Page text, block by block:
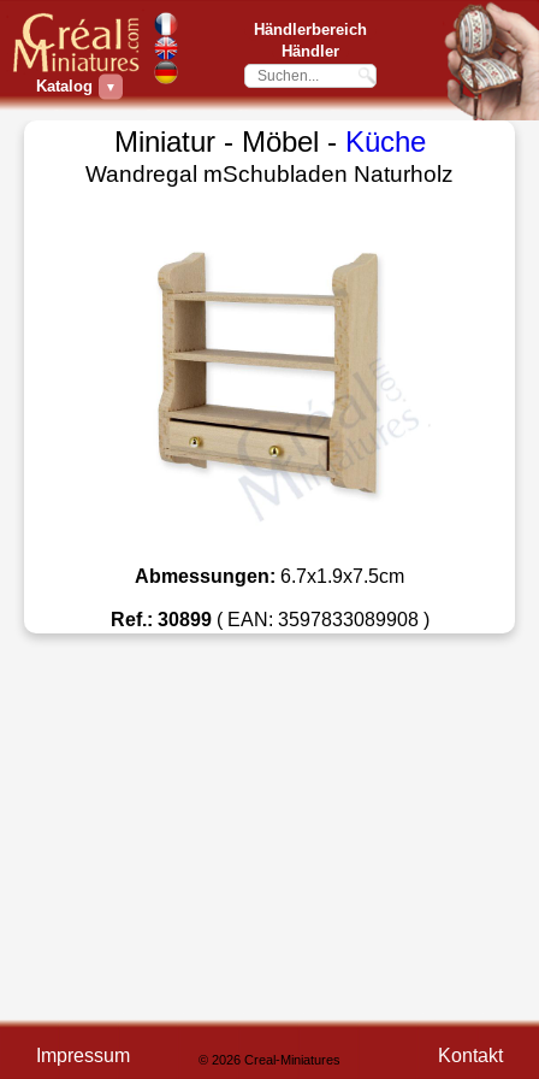
Katalog ▼
Händlerbereich
Händler
Miniatur - Möbel - Küche
Wandregal mSchubladen Naturholz
Abmessungen: 6.7x1.9x7.5cm
Ref.: 30899( EAN: 3597833089908 )
Impressum © 2026 Creal-Miniatures Kontakt